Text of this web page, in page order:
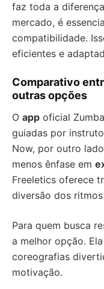
faz toda a
mercado, é
compatibilidade.
eficientes e
Comparativo
outras opções
O app oficial
guiadas por
Now, por outro
menos ênfase em
Freeletics oferece
diversão dos
Para quem busca
a melhor opção.
coreografias
motivação.